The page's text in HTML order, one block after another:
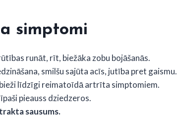
simptomi
runāt, rīt, biežāka zobu bojāšanās.
smilšu sajūta acīs, jutība pret gaismu.
bieži līdzīgi reimatoīdā artrīta simptomiem.
īpaši pieauss dziedzeros.
sausums.